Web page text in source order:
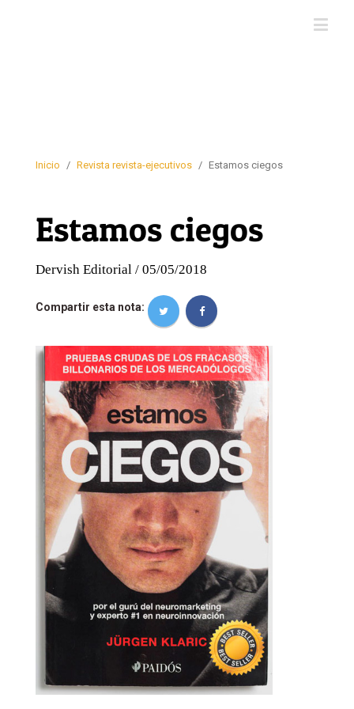
Inicio / Revista revista-ejecutivos / Estamos ciegos
Estamos ciegos
Dervish Editorial / 05/05/2018
Compartir esta nota: